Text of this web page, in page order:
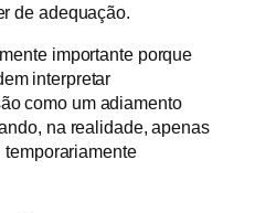
de adequação.
importante porque
interpretar
como um adiamento
na realidade, apenas